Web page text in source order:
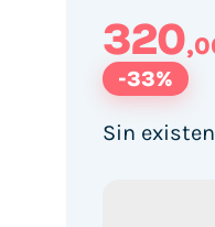
320
-33%
Sin